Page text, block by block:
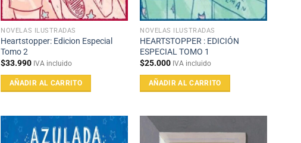
NOVELAS ILUSTRADAS
Heartstopper: Edicion Especial
Tomo 2
$33.990 IVA incluido
AÑADIR AL CARRITO
NOVELAS ILUSTRADAS
HEARTSTOPPER : EDICIÓN
ESPECIAL TOMO 1
$25.000 IVA incluido
AÑADIR AL CARRITO